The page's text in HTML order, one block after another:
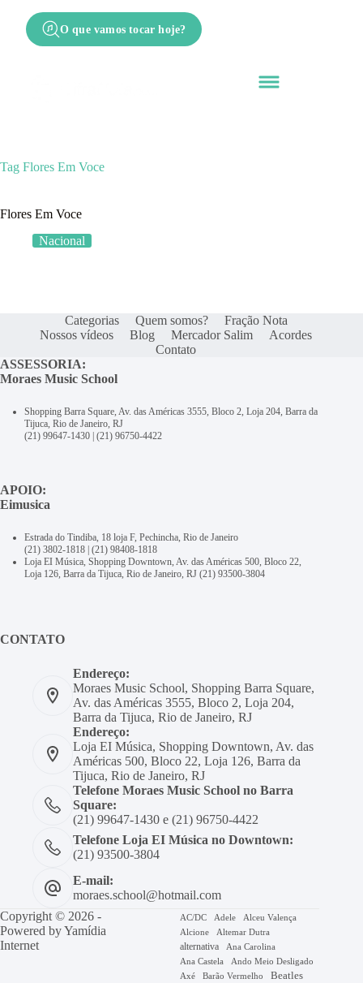
O que vamos tocar hoje?
Tag Flores Em Voce
Flores Em Voce
Nacional
Categorias Quem somos?
Fração Nota
Nossos vídeos
Blog Mercador Salim
Acordes
Contato
ASSESSORIA:
Moraes Music School
Shopping Barra Square, Av. das Américas 3555, Bloco 2, Loja 204, Barra da
Tijuca, Rio de Janeiro, RJ
(21) 99647-1430 | (21) 96750-4422
APOIO:
Eimusica
Estrada do Tindiba, 18 loja F, Pechincha, Rio de Janeiro
(21) 3802-1818 | (21) 98408-1818
Loja EI Música, Shopping Downtown, Av. das Américas 500, Bloco 22,
Loja 126, Barra da Tijuca, Rio de Janeiro, RJ (21) 93500-3804
CONTATO
Endereço:
Moraes Music School, Shopping Barra Square,
Av. das Américas 3555, Bloco 2, Loja 204,
Barra da Tijuca, Rio de Janeiro, RJ
Endereço:
Loja EI Música, Shopping Downtown, Av. das
Américas 500, Bloco 22, Loja 126, Barra da
Tijuca, Rio de Janeiro, RJ
Telefone Moraes Music School no Barra
Square:
(21) 99647-1430 e (21) 96750-4422
Telefone Loja EI Música no Downtown:
(21) 93500-3804
E-mail:
moraes.school@hotmail.com
Copyright © 2026 -
Powered byYamídia
Internet
AC/DC Adele
Alceu Valença
Alcione
Altemar Dutra
alternativa
Ana Carolina
Ana Castela
Ando Meio Desligado
Axé Barão Vermelho Beatles